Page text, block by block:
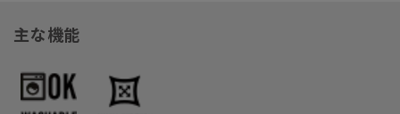
主な機能